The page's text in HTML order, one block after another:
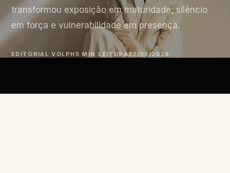
transformou exposição em maturidade, silêncio
em força e vulnerabilidade em presença.
EDITORIAL VOLPH 5 MIN LEITURA22/05/2026